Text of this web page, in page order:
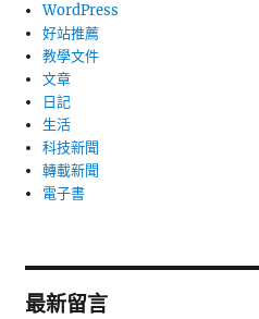
WordPress
好站推薦
教學文件
文章
日記
生活
科技新聞
轉載新聞
電子書
最新留言